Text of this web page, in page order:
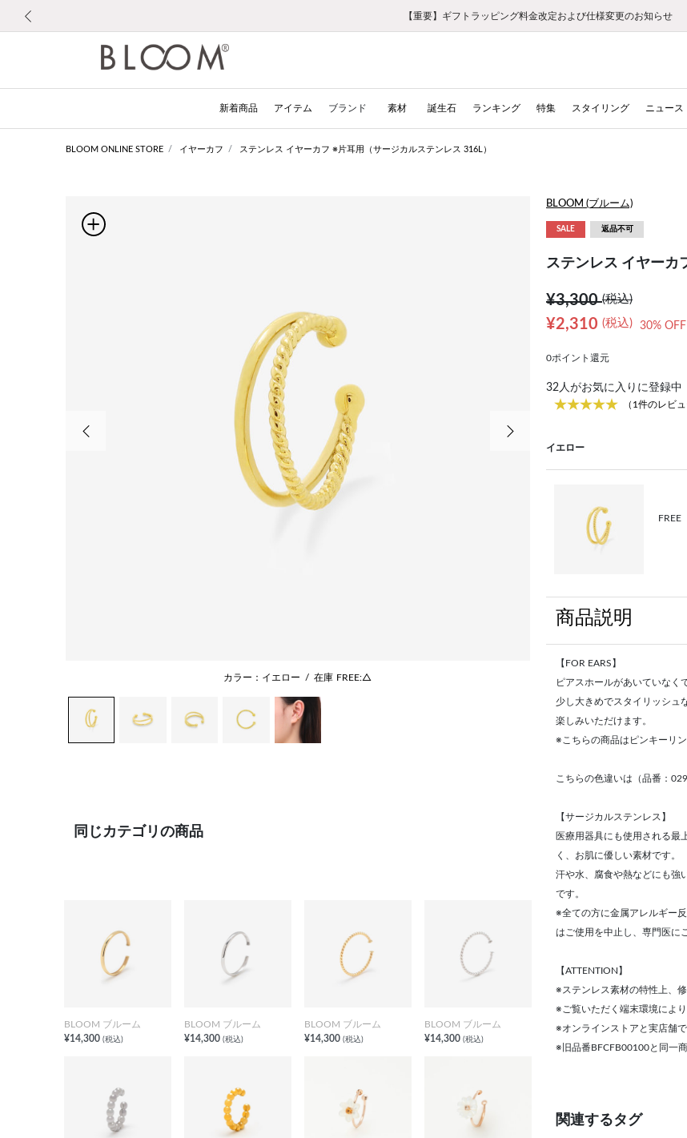
お修理・アフターサービスのご案内
【重要】令和８年熊本地震に伴う集配への影響について
【重要】ギフトラッピング料金改定および仕様変更のお知らせ
【重要】夏季休業の営業についてのご案内
税込5,500円以上で送料無料｜最短24時間以内に発送
新規会員登録で1000ポイントプレゼント！
新規LINE友だち登録で500円クーポンプレゼント
会員限定！レビュー投稿で100ポイントプレゼント
お修理・アフターサービスのご案内
【重要】令和８年熊本地震に伴う集配への影響について
新着商品 アイテム ブランド 素材 誕生石 ランキング 特集 スタイリング ニュース
BLOOM ONLINE STORE イヤーカフ ステンレス イヤーカフ ※片耳用（サージカルステンレス 316L）
カラー：イエロー / 在庫 FREE:△
同じカテゴリの商品
BLOOM ブルーム
¥14,300 (税込)
BLOOM ブルーム
¥14,300 (税込)
BLOOM ブルーム
¥14,300 (税込)
BLOOM ブルーム
¥14,300 (税込)
BLOOM (ブルーム)
SALE 返品不可
ステンレス イヤーカ
¥3,300(税込)
¥2,310 (税込) 30% OFF
0ポイント還元
32人がお気に入りに登録中
（1件のレビュ
イエロー
FREE
商品説明
【FOR EARS】
ピアスホールがあいていなく
少し大きめでスタイリッシュ
楽しみいただけます。
※こちらの商品はピンキーリ
こちらの色違いは（品番：
【サージカルステンレス】
医療用器具にも使用される最
く、お肌に優しい素材です。
汗や水、腐食や熱などにも強
です。
※全ての方に金属アレルギー
はご使用を中止し、専門医に
【ATTENTION】
※ステンレス素材の特性上、
※ご覧いただく端末環境によ
※オンラインストアと実店舗
※旧品番BFCFB00100と同一商
関連するタグ